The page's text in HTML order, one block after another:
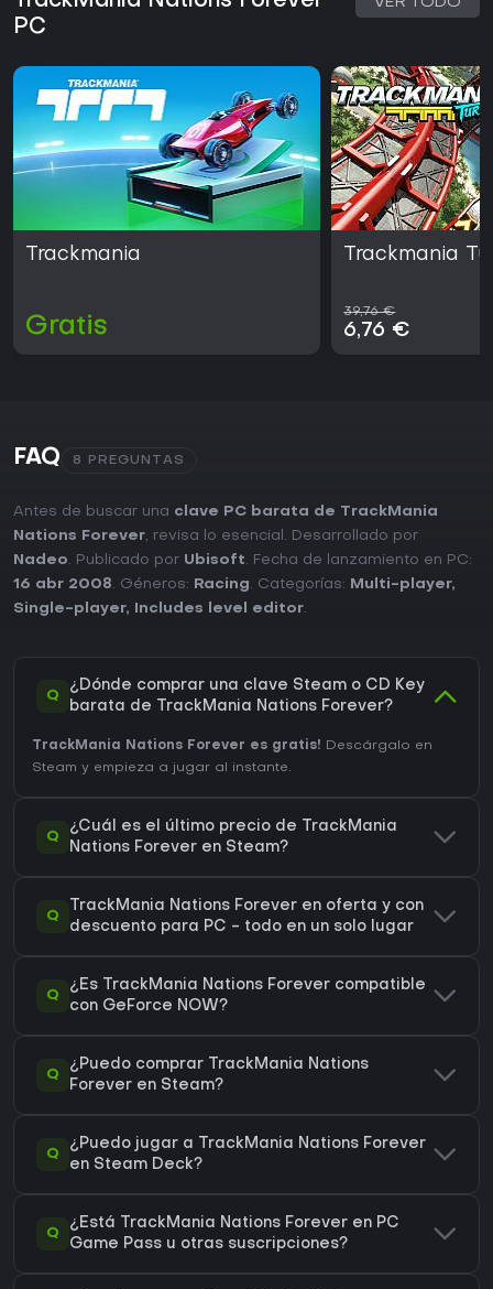
PC
VER TODO
Trackmania
Gratis
Trackmania
39,76 €
6,76 €
FAQ 8 PREGUNTAS
Antes de buscar una clave PC barata de TrackMania
Nations Forever, revisa lo esencial. Desarrollado por
Nadeo. Publicado por Ubisoft. Fecha de lanzamiento en PC:
16 abr 2008. Géneros: Racing. Categorías: Multi-player,
Single-player, Includes level editor.
Q
¿Dónde comprar una clave Steam o CD Key
barata de TrackMania Nations Forever?
TrackMania Nations Forever es gratis! Descárgalo en
Steam y empieza a jugar al instante.
Q
¿Cuál es el último precio de TrackMania
Nations Forever en Steam?
Q
TrackMania Nations Forever en oferta y con
descuento para PC - todo en un solo lugar
Q
¿Es TrackMania Nations Forever compatible
con GeForce NOW?
Q
¿Puedo comprar TrackMania Nations
Forever en Steam?
Q
¿Puedo jugar a TrackMania Nations Forever
en Steam Deck?
Q
¿Está TrackMania Nations Forever en PC
Game Pass u otras suscripciones?